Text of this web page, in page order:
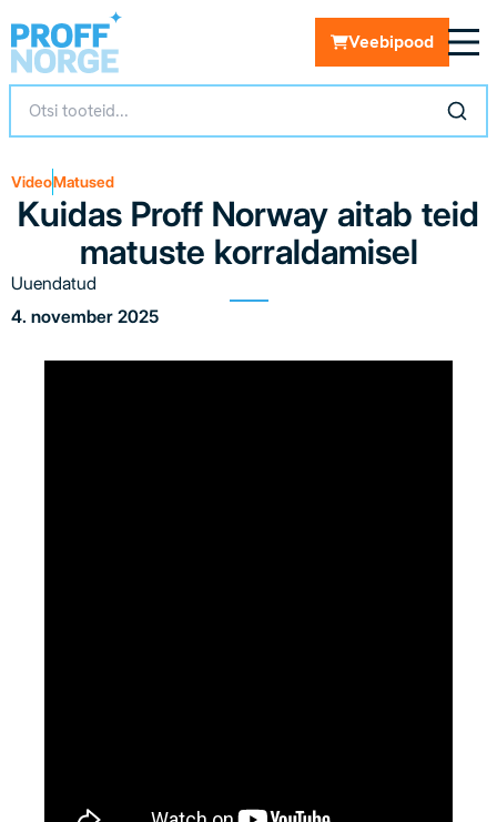
Veebipood
VideoMatused
Kuidas Proff Norway aitab teid
matuste korraldamisel
Uuendatud
4. november 2025